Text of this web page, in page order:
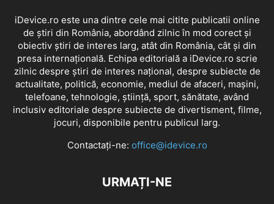
iDevice.ro este una dintre cele mai citite publicatii online
de știri din România, abordând zilnic în mod corect și
obiectiv știri de interes larg, atât din România, cât și din
presa internațională. Echipa editorială a iDevice.ro scrie
zilnic despre știri de interes național, despre subiecte de
actualitate, politică, economie, mediul de afaceri, mașini,
telefoane, tehnologie, știință, sport, sănătate, având
inclusiv editoriale despre subiecte de divertisment, filme,
jocuri, disponibile pentru publicul larg.
Contactați-ne: office@idevice.ro
URMAȚI-NE